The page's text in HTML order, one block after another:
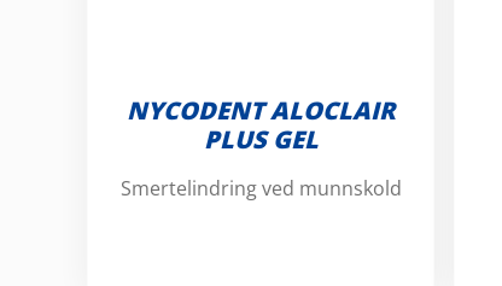
NYCODENT ALOCLAIR
PLUS GEL
Smertelindring ved munnskold